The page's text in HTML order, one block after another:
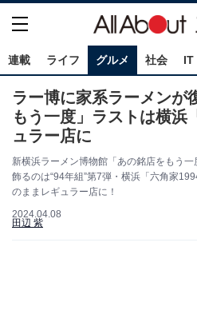
連載 ライフ グルメ 社会 IT
ラー博に家系ラーメンが
もう一度」ラストは横
ュラー店に
新横浜ラーメン博物館「あの銘店をもう
飾るのは“94年組”第7弾・横浜「六角家
のままレギュラー店に！
2024.04.08
田辺 紫